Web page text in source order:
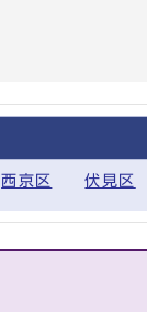
西京区 伏見区